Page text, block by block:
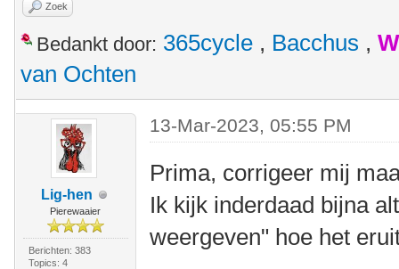
Zoek
Bedankt door: 365cycle , Bacchus ,
van Ochten
Lig-hen
Pierewaaier
Berichten: 383
Topics: 4
13-Mar-2023, 05:55 PM
Prima, corrigeer mij
Ik kijk inderdaad bijna
weergeven" hoe het